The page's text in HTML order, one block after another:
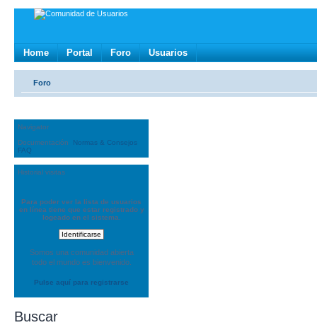
Home Portal Foro Usuarios
Foro
Navigator
Documentación
Normas & Consejos
FAQ
Historial visitas
Para poder ver la lista de usuarios
en línea tiene que estar registrado y
logeado en el sistema.
Somos una comunidad abierta
todo el mundo es bienvenido.
Pulse aquí para registrarse
Buscar